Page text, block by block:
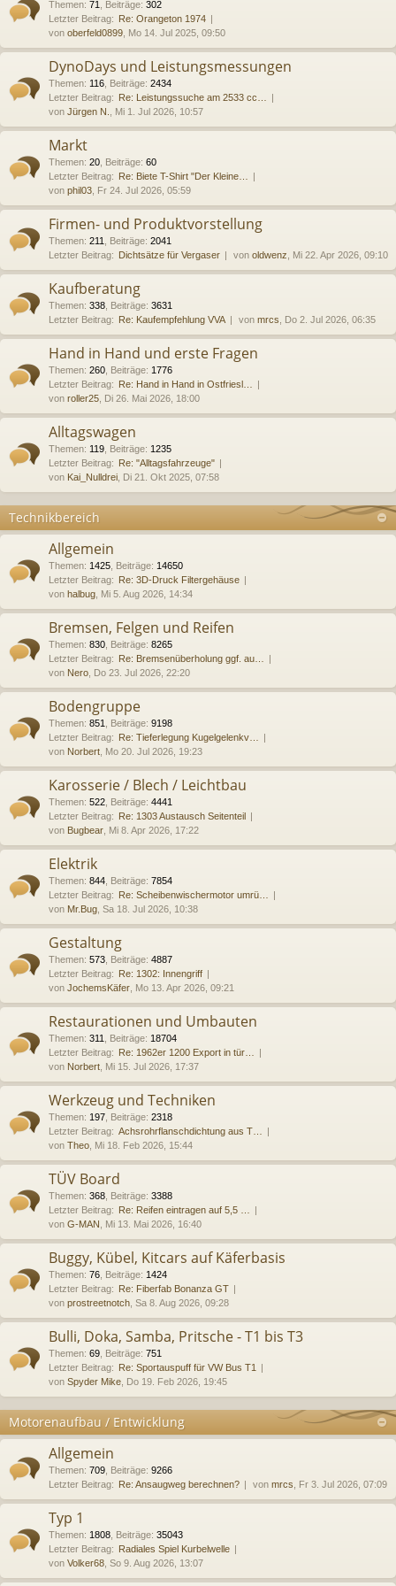
Themen: 71 Beiträge: 302
Letzter Beitrag: Re: Orangeton 1974
von oberfeld0899 , Mo 14. Jul 2025, 09:50
DynoDays und Leistungsmessungen
Themen: 116 Beiträge: 2434
Letzter Beitrag: Re: Leistungssuche am 2533 cc…
von Jürgen N. , Mi 1. Jul 2026, 10:57
Markt
Themen: 20 Beiträge: 60
Letzter Beitrag: Re: Biete T-Shirt "Der Kleine…
von phil03 , Fr 24. Jul 2026, 05:59
Firmen- und Produktvorstellung
Themen: 211 Beiträge: 2041
Letzter Beitrag: Dichtsätze für Vergaser von oldwenz , Mi 22. Apr 2026, 09:10
Kaufberatung
Themen: 338 Beiträge: 3631
Letzter Beitrag: Re: Kaufempfehlung VVA von mrcs , Do 2. Jul 2026, 06:35
Hand in Hand und erste Fragen
Themen: 260 Beiträge: 1776
Letzter Beitrag: Re: Hand in Hand in Ostfriesl…
von roller25 , Di 26. Mai 2026, 18:00
Alltagswagen
Themen: 119 Beiträge: 1235
Letzter Beitrag: Re: "Alltagsfahrzeuge"
von Kai_Nulldrei , Di 21. Okt 2025, 07:58
Technikbereich
Allgemein
Themen: 1425 Beiträge: 14650
Letzter Beitrag: Re: 3D-Druck Filtergehäuse
von halbug , Mi 5. Aug 2026, 14:34
Bremsen, Felgen und Reifen
Themen: 830 Beiträge: 8265
Letzter Beitrag: Re: Bremsenüberholung ggf. au…
von Nero , Do 23. Jul 2026, 22:20
Bodengruppe
Themen: 851 Beiträge: 9198
Letzter Beitrag: Re: Tieferlegung Kugelgelenkv…
von Norbert , Mo 20. Jul 2026, 19:23
Karosserie / Blech / Leichtbau
Themen: 522 Beiträge: 4441
Letzter Beitrag: Re: 1303 Austausch Seitenteil
von Bugbear , Mi 8. Apr 2026, 17:22
Elektrik
Themen: 844 Beiträge: 7854
Letzter Beitrag: Re: Scheibenwischermotor umrü…
von Mr.Bug , Sa 18. Jul 2026, 10:38
Gestaltung
Themen: 573 Beiträge: 4887
Letzter Beitrag: Re: 1302: Innengriff
von JochemsKäfer , Mo 13. Apr 2026, 09:21
Restaurationen und Umbauten
Themen: 311 Beiträge: 18704
Letzter Beitrag: Re: 1962er 1200 Export in tür…
von Norbert , Mi 15. Jul 2026, 17:37
Werkzeug und Techniken
Themen: 197 Beiträge: 2318
Letzter Beitrag: Achsrohrflanschdichtung aus T…
von Theo , Mi 18. Feb 2026, 15:44
TÜV Board
Themen: 368 Beiträge: 3388
Letzter Beitrag: Re: Reifen eintragen auf 5,5 …
von G-MAN , Mi 13. Mai 2026, 16:40
Buggy, Kübel, Kitcars auf Käferbasis
Themen: 76 Beiträge: 1424
Letzter Beitrag: Re: Fiberfab Bonanza GT
von prostreetnotch , Sa 8. Aug 2026, 09:28
Bulli, Doka, Samba, Pritsche - T1 bis T3
Themen: 69 Beiträge: 751
Letzter Beitrag: Re: Sportauspuff für VW Bus T1
von Spyder Mike , Do 19. Feb 2026, 19:45
Motorenaufbau / Entwicklung
Allgemein
Themen: 709 Beiträge: 9266
Letzter Beitrag: Re: Ansaugweg berechnen? von mrcs , Fr 3. Jul 2026, 07:09
Typ 1
Themen: 1808 Beiträge: 35043
Letzter Beitrag: Radiales Spiel Kurbelwelle
von Volker68 , So 9. Aug 2026, 13:07